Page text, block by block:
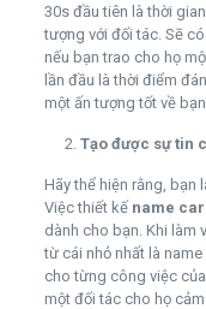
30s đầu tiên là thời
tượng với đối tác. Sẽ
nếu bạn trao cho họ
lần đầu là thời điểm
một ấn tượng tốt về
Tạo được sự tin
Hãy thể hiện rằng, bạn
Việc thiết kế name
dành cho bạn. Khi làm
từ cái nhỏ nhất là
cho từng công việc
một đối tác cho họ